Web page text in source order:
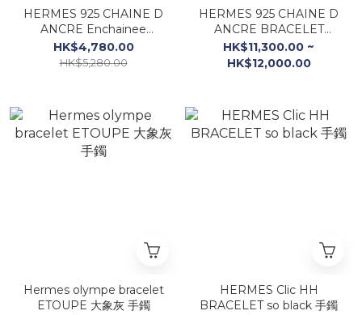
HERMES 925 CHAINE D
ANCRE Enchainee
bracelet 純銀 豬鼻手鐲
HK$4,780.00
HK$5,280.00
HERMES 925 CHAINE D
ANCRE BRACELET
LARGE MODEL (GM)
HK$11,300.00 ~
HK$12,000.00
Hermes olympe bracelet
ETOUPE 大象灰 手鐲
HERMES Clic HH
BRACELET so black 手鐲